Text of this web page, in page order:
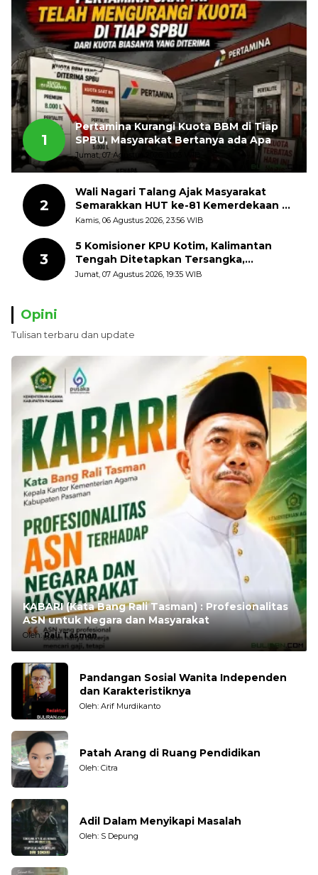
1
Pertamina Kurangi Kuota BBM di Tiap
SPBU, Masyarakat Bertanya ada Apa
Jumat, 07 Agustus 2026, 11:03 WIB
2
Wali Nagari Talang Ajak Masyarakat
Semarakkan HUT ke-81 Kemerdekaan RI
dengan Mengibarkan Bendera Merah
Kamis, 06 Agustus 2026, 23:56 WIB
3
5 Komisioner KPU Kotim, Kalimantan
Tengah Ditetapkan Tersangka,
Kerugian Negara ditaksir 10 Milyard
Jumat, 07 Agustus 2026, 19:35 WIB
Opini
Tulisan terbaru dan update
KABARI (Kata Bang Rali Tasman) : Profesionalitas
ASN untuk Negara dan Masyarakat
Oleh:Rali Tasman
Pandangan Sosial Wanita Independen
dan Karakteristiknya
Oleh: Arif Murdikanto
Patah Arang di Ruang Pendidikan
Oleh: Citra
Adil Dalam Menyikapi Masalah
Oleh: S Depung